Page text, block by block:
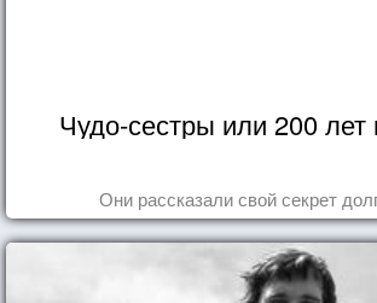
Чудо-сестры или 200 лет
Они рассказали свой секрет